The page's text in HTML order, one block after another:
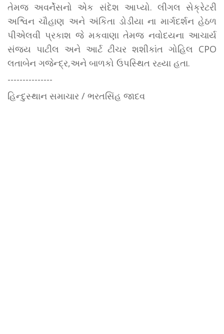
તેમજ અવર્નેસનો એક સંદેશ આપ્યો. લીગલ સેક્રેટરી
અશ્વિન ચૌહાણ અને અંકિતા ડોડીયા ના માર્ગદર્શન હેઠળ
પીએલવી પ્રકાશ જે મકવાણા તેમજ નવોદયના આચાર્ય
સંજય પાટીલ અને આર્ટ ટીચર શશીકાંત ગોહિલ CPO
લતાબેન ગજેન્દ્ર,અને બાળકો ઉપસ્થિત રહ્યા હતા.
---------------
હિન્દુસ્થાન સમાચાર / ભરતસિંહ જાદવ